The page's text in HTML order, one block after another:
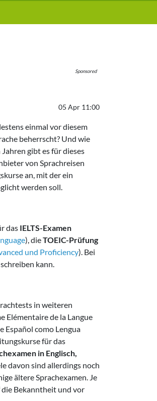
Sponsored
05 Apr 11:00
einmal vor diesem
beherrscht? Und wie
gibt es für dieses
von Sprachreisen
an, mit der ein
werden soll.
das IELTS-Examen
), dieTOEIC-Prüfung
und Proficiency). Bei
kann.
in weiteren
Elémentaire de la Langue
Español como Lengua
für das
in Englisch,
davon sind allerdings noch
ältere Sprachexamen. Je
Bekanntheit und vor